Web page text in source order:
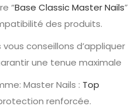
“Base Classic Master Nails”
des produits.
conseillons d’appliquer
une tenue maximale
Master Nails : Top
renforcée.